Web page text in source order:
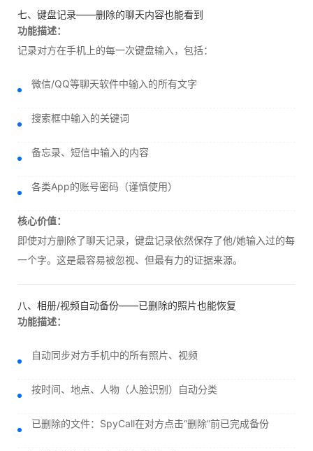
七、键盘记录——删除的聊天内容也能看到
功能描述：
记录对方在手机上的每一次键盘输入，包括：
微信/QQ等聊天软件中输入的所有文字
搜索框中输入的关键词
备忘录、短信中输入的内容
各类App的账号密码（谨慎使用）
核心价值：
即使对方删除了聊天记录，键盘记录依然保存了他/她输入过的每
一个字。这是最容易被忽视、但最有力的证据来源。
八、相册/视频自动备份——已删除的照片也能恢复
功能描述：
自动同步对方手机中的所有照片、视频
按时间、地点、人物（人脸识别）自动分类
已删除的文件：SpyCall在对方点击“删除”前已完成备份